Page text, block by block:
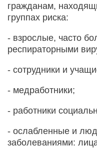
гражданам,
группах риска:
- взрослые, часто
респираторными
- сотрудники и
- медработники;
- работники
- ослабленные и
заболеваниями: